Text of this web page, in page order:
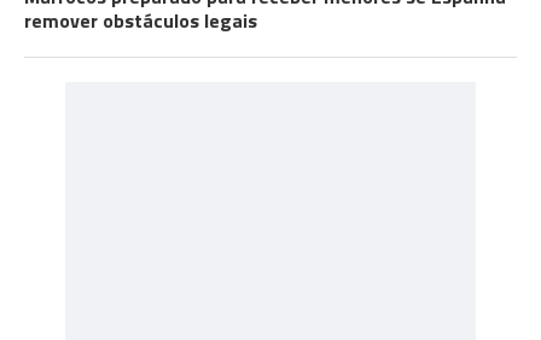
remover obstáculos legais